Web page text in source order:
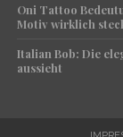
Oni Tattoo
Motiv wirklich
Italian Bob: Die
aussieht